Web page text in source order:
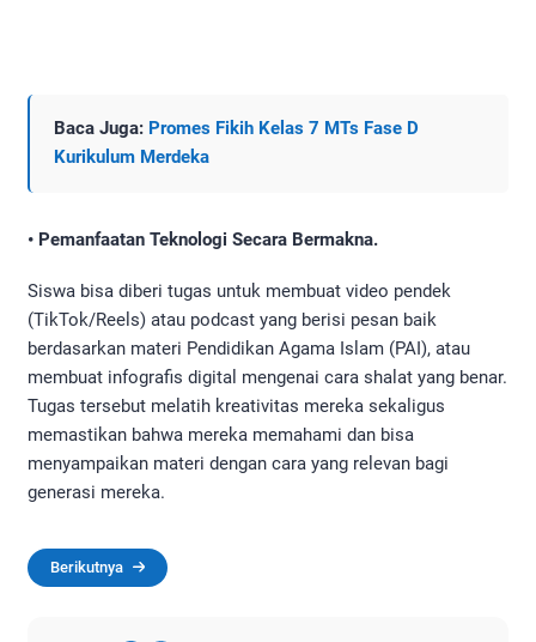
Baca Juga: Promes Fikih Kelas 7 MTs Fase D
Kurikulum Merdeka
• Pemanfaatan Teknologi Secara Bermakna.
Siswa bisa diberi tugas untuk membuat video pendek
(TikTok/Reels) atau podcast yang berisi pesan baik
berdasarkan materi Pendidikan Agama Islam (PAI), atau
membuat infografis digital mengenai cara shalat yang benar.
Tugas tersebut melatih kreativitas mereka sekaligus
memastikan bahwa mereka memahami dan bisa
menyampaikan materi dengan cara yang relevan bagi
generasi mereka.
Berikutnya